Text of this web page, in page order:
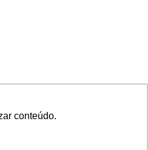
conteúdo.